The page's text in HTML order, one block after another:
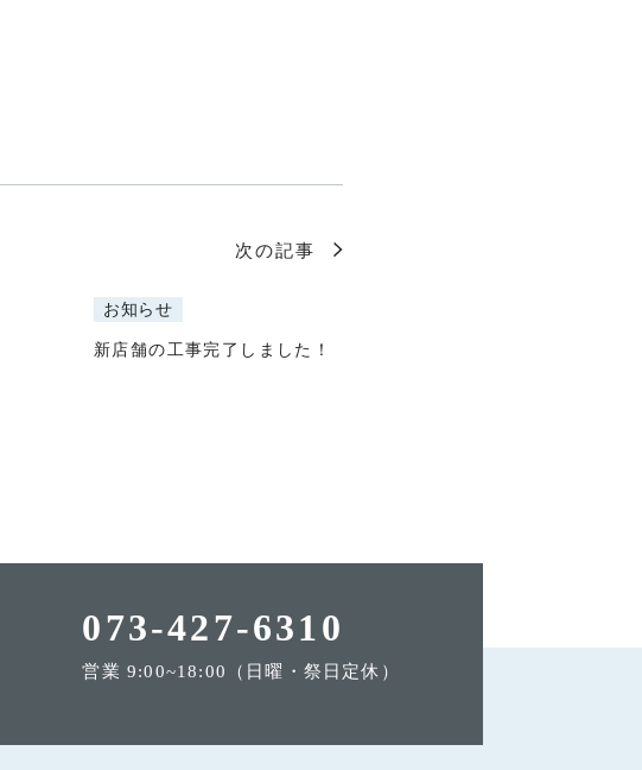
次の記事
お知らせ
新店舗の工事完了しました！
073-427-6310
営業 9:00~18:00（日曜・祭日定休）